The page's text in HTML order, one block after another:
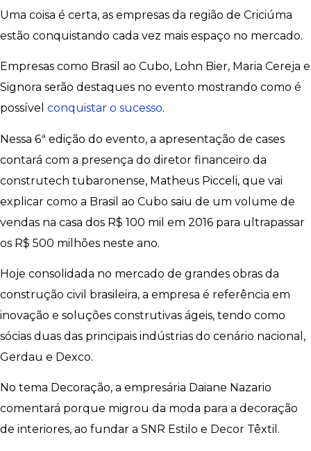
Uma coisa é certa, as empresas da região de Criciúma
estão conquistando cada vez mais espaço no mercado.
Empresas como Brasil ao Cubo, Lohn Bier, Maria Cereja e
Signora serão destaques no evento mostrando como é
possível conquistar o sucesso.
Nessa 6ª edição do evento, a apresentação de cases
contará com a presença do diretor financeiro da
construtech tubaronense, Matheus Picceli, que vai
explicar como a Brasil ao Cubo saiu de um volume de
vendas na casa dos R$ 100 mil em 2016 para ultrapassar
os R$ 500 milhões neste ano.
Hoje consolidada no mercado de grandes obras da
construção civil brasileira, a empresa é referência em
inovação e soluções construtivas ágeis, tendo como
sócias duas das principais indústrias do cenário nacional,
Gerdau e Dexco.
No tema Decoração, a empresária Daiane Nazario
comentará porque migrou da moda para a decoração
de interiores, ao fundar a SNR Estilo e Decor Têxtil.